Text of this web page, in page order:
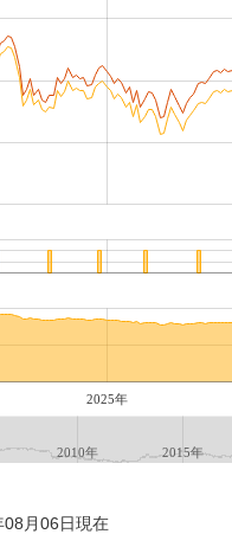
2025年
2010年 2015年
月06日現在